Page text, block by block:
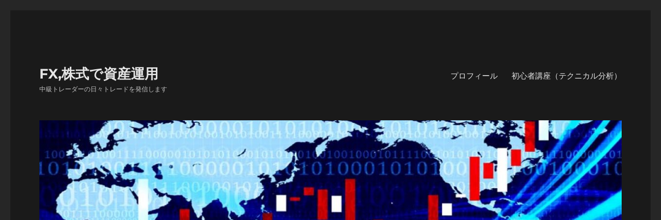
FX,株式で資産運用
中級トレーダーの日々トレードを発信します
プロフィール 初心者講座（テクニカル分析）